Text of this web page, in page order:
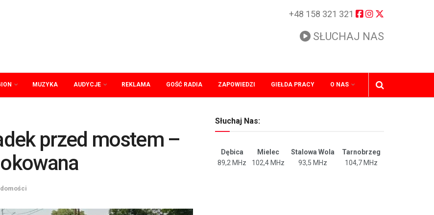
+48 158 321 321
SŁUCHAJ NAS
MUZYKA AUDYCJE REKLAMA GOŚĆ RADIA ZAPOWIEDZI GIEŁDA PRACY O NAS
przed mostem –
Słuchaj Nas:
Dębica Mielec Stalowa Wola
Tarnobrzeg
89,2 MHz
102,4 MHz 93,5 MHz 104,7 MHz